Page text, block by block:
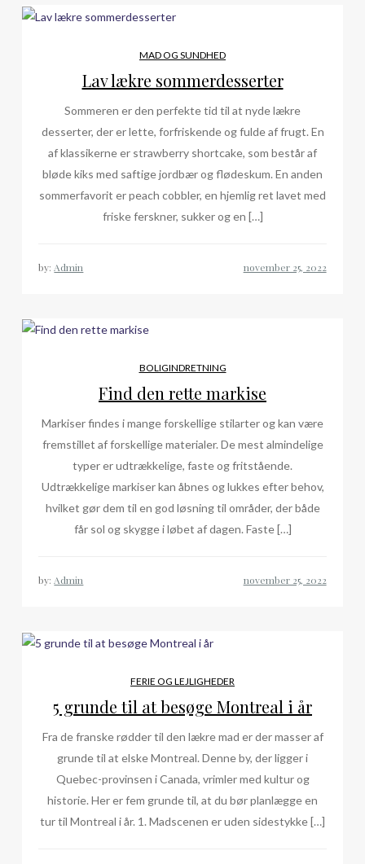
MAD OG SUNDHED
Lav lækre sommerdesserter
Sommeren er den perfekte tid til at nyde lækre
desserter, der er lette, forfriskende og fulde af frugt. En
af klassikerne er strawberry shortcake, som består af
bløde kiks med saftige jordbær og flødeskum. En anden
sommerfavorit er peach cobbler, en hjemlig ret lavet med
friske ferskner, sukker og en […]
by: Admin
BOLIGINDRETNING
Find den rette markise
Markiser findes i mange forskellige stilarter og kan være
fremstillet af forskellige materialer. De mest almindelige
typer er udtrækkelige, faste og fritstående.
Udtrækkelige markiser kan åbnes og lukkes efter behov,
hvilket gør dem til en god løsning til områder, der både
får sol og skygge i løbet af dagen. Faste […]
by:Admin
FERIE OG LEJLIGHEDER
5 grunde til at besøge Montreal i år
Fra de franske rødder til den lækre mad er der masser af
grunde til at elske Montreal. Denne by, der ligger i
Quebec-provinsen i Canada, vrimler med kultur og
historie. Her er fem grunde til, at du bør planlægge en
tur til Montreal i år. 1. Madscenen er uden sidestykke […]